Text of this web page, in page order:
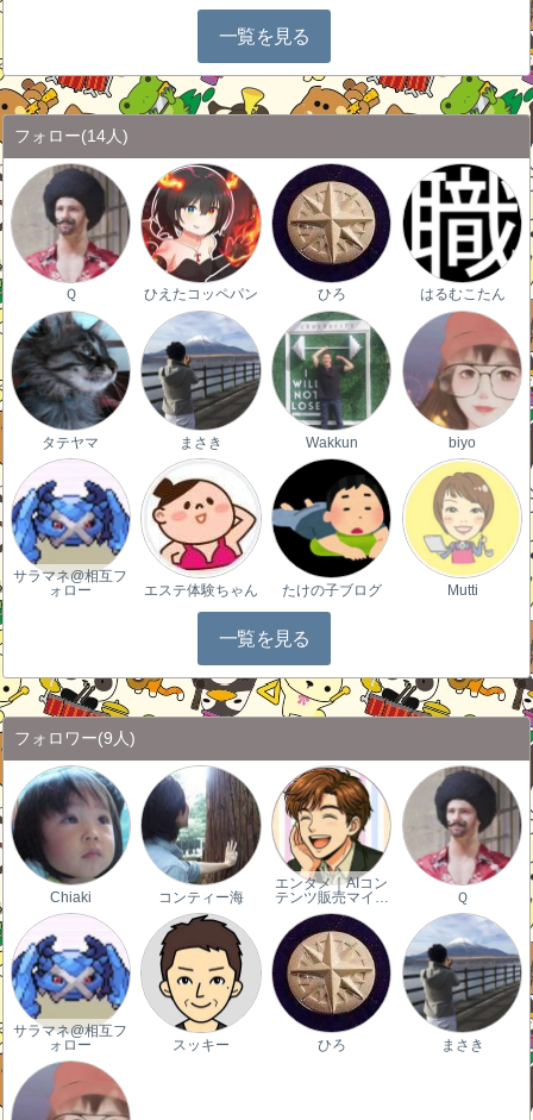
一覧を見る
フォロー(14人)
Ｑ ひえたコッペパン ひろ はるむこたん
タテヤマ まさき Wakkun biyo
サラマネ@相互フ
ォロー
エステ体験ちゃん たけの子ブログ Mutti
一覧を見る
フォロワー(9人)
Chiaki コンティー海
エンタメ｜AIコン
テンツ販売マイ…
Ｑ
サラマネ@相互フ
ォロー
スッキー ひろ まさき